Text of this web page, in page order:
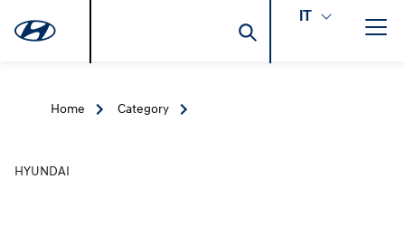
IT
Home Category
HYUNDAI